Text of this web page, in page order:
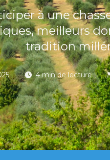
à une
meilleurs
tradition
4 min de lecture